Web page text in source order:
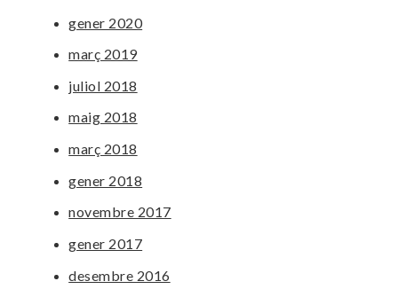
gener 2020
març 2019
juliol 2018
maig 2018
març 2018
gener 2018
novembre 2017
gener 2017
desembre 2016